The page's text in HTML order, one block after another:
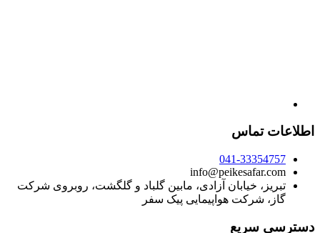
اطلاعات تماس
041-33354757
info@peikesafar.com
تبریز، خیابان آزادی، مابین گلباد و گلگشت، روبروی شرکت
گاز، شرکت هواپیمایی پیک سفر
دسترسی سریع